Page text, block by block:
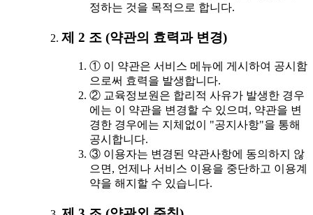
정하는 것을 목적으로 합니다.
제 2 조 (약관의 효력과 변경)
① 이 약관은 서비스 메뉴에 게시하여 공시함
으로써 효력을 발생합니다.
② 교육정보원은 합리적 사유가 발생한 경우
에는 이 약관을 변경할 수 있으며, 약관을 변
경한 경우에는 지체없이 "공지사항"을 통해
공시합니다.
③ 이용자는 변경된 약관사항에 동의하지 않
으면, 언제나 서비스 이용을 중단하고 이용계
약을 해지할 수 있습니다.